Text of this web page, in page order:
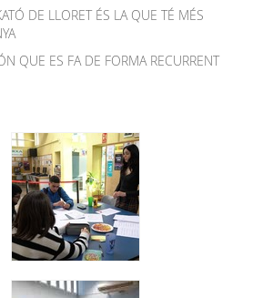
DE LLORET ÉS LA QUE TÉ MÉS
QUE ES FA DE FORMA RECURRENT